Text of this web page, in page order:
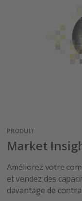
PRODUIT
Market
Améliorez votre
et vendez des
davantage de